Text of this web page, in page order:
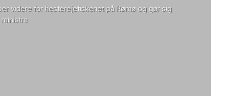
videre for hesterejefiskeriet på Rømø og gør sig